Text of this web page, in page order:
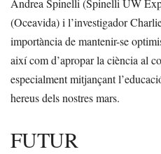
Andrea Spinelli (Spinelli UW
(Oceavida) i l’investigador
importància de mantenir-se
així com d’apropar la ciència al
especialment mitjançant
hereus dels nostres mars.
FUTUR